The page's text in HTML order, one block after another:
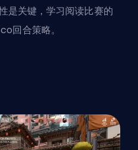
是关键，学习阅读比赛的
回合策略。